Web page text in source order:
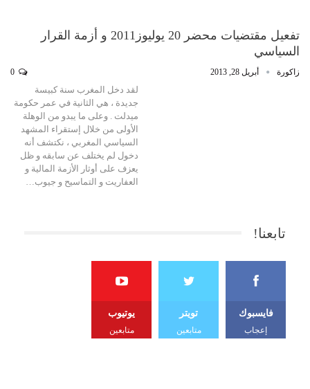
تفعيل مقتضيات محضر 20 يوليوز2011 و أزمة القرار
السياسي
زاكورة أبريل 28, 2013
لقد دخل المغرب سنة كبيسة
جديدة ، هي الثانية في عمر حكومة
ميدلت . وعلى ما يبدو من الوهلة
الأولى من خلال إستقراء المشهد
السياسي المغربي ، نكتشف أنه
دخول لم يختلف عن سابقه و ظل
يعزف على أوثار الأزمة المالية و
العفاريت و التماسيح و جيوب…
تابعنا!
فايسبوك
إعجاب
تويتر
متابعين
يوتيوب
متابعين